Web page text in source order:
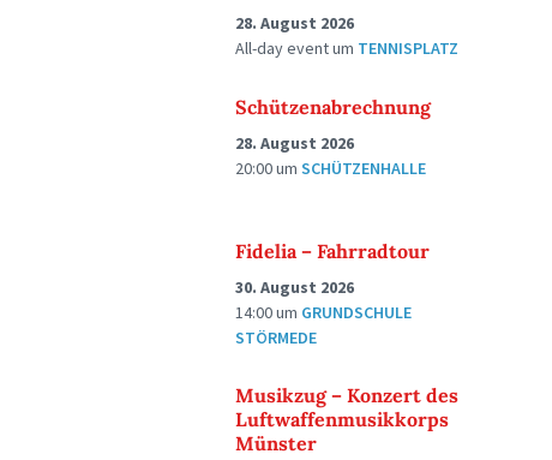
28. August 2026
All-day eventum TENNISPLATZ
Schützenabrechnung
28. August 2026
20:00umSCHÜTZENHALLE
Fidelia – Fahrradtour
30. August 2026
14:00um GRUNDSCHULE
STÖRMEDE
Musikzug – Konzert des
Luftwaffenmusikkorps
Münster